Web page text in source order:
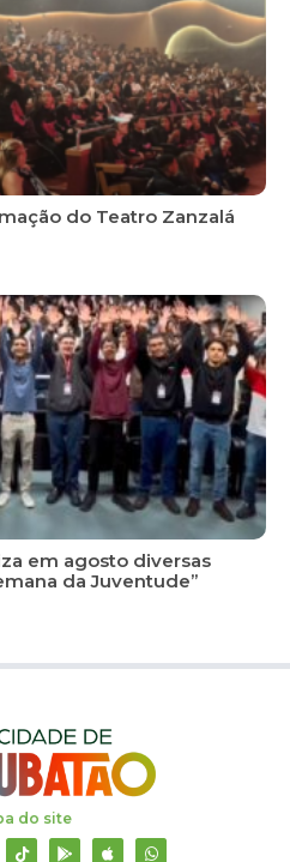
do Teatro Zanzalá
em agosto diversas
da Juventude”
do site